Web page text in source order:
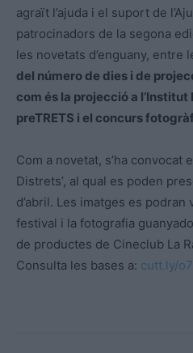
agraït l’ajuda i el suport de
patrocinadors de la segona
les novetats d’enguany, entre
del número de dies i de
com és la projecció a
preTRETS i el concurs
Com a novetat, s’ha convocat
Distrets’, al qual es poden
d’abril. Les imatges es
festival i la fotografia
de productes de Cineclub La
Consulta les bases a: cutt.ly/